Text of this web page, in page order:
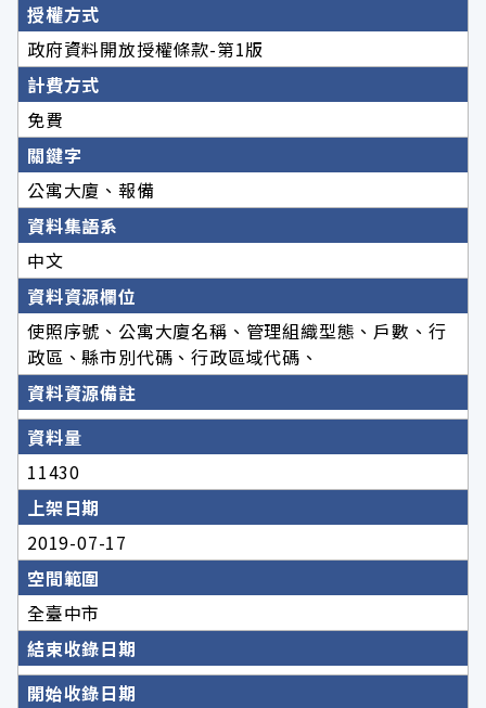
授權方式
政府資料開放授權條款-第1版
計費方式
免費
關鍵字
公寓大廈、報備
資料集語系
中文
資料資源欄位
使照序號、公寓大廈名稱、管理組織型態、戶數、行
政區、縣市別代碼、行政區域代碼、
資料資源備註
資料量
11430
上架日期
2019-07-17
空間範圍
全臺中市
結束收錄日期
開始收錄日期